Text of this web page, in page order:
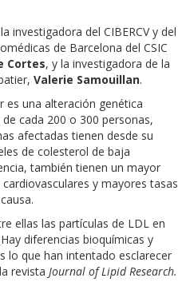
investigadora del CIBERCV y del
de Barcelona del CSIC
Cortes, y la investigadora de la
Valerie Samouillan.
es una alteración genética
cada 200 o 300 personas,
afectadas tienen desde su
de colesterol de baja
también tienen un mayor
y mayores tasas
ellas las partículas de LDL en
diferencias bioquímicas y
lo que han intentado esclarecer
revista Journal of Lipid Research.